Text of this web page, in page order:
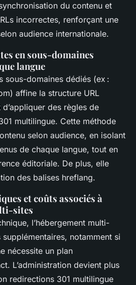
du contenu et
incorrectes, renforçant une
audience internationale.
en sous-domaines
langue
sous-domaines dédiés (ex :
affine la structure URL
des règles de
multilingue. Cette méthode
selon audience, en isolant
de chaque langue, tout en
éditoriale. De plus, elle
des balises hreflang.
et coûts associés à
sites
l’hébergement multi-
notamment si
nécessite un plan
L’administration devient plus
redirections 301 multilingue